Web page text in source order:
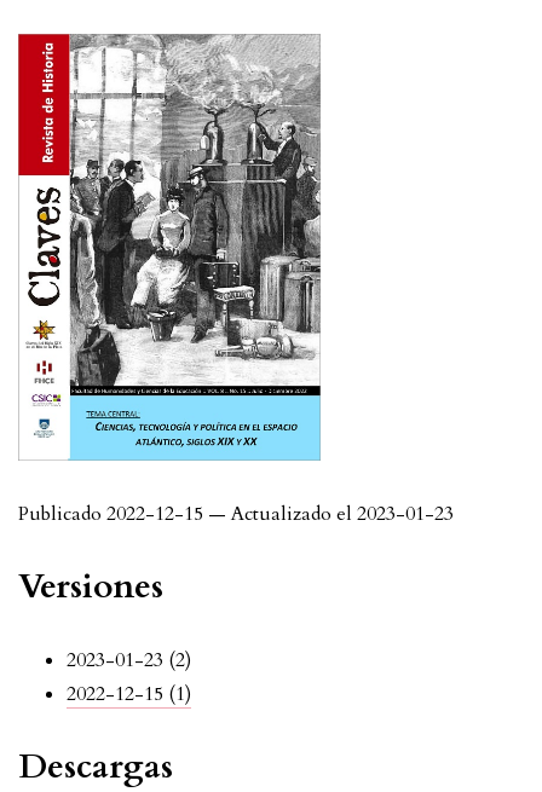
Publicado 2022-12-15 — Actualizado el 2023-01-23
Versiones
2023-01-23 (2)
2022-12-15 (1)
Descargas